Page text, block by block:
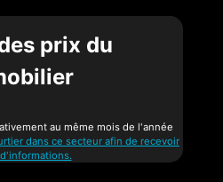
prix du
au même mois de l'année
dans ce secteur afin de recevoir